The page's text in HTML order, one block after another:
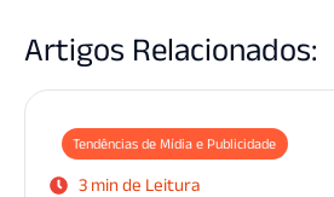
Artigos Relacionados:
Tendências de Mídia e Publicidade
3 min de Leitura